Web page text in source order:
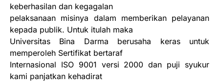
keberhasilan dan kegagalan
pelaksanaan misinya dalam memberikan pelayanan
kepada publik. Untuk itulah maka
Universitas Bina Darma berusaha keras untuk
memperoleh Sertifikat bertaraf
Internasional ISO 9001 versi 2000 dan puji syukur
kami panjatkan kehadirat